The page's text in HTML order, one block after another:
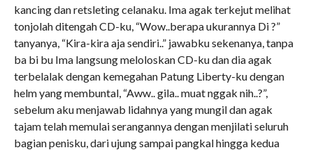
kancing dan retsleting celanaku. Ima agak terkejut melihat
tonjolah ditengah CD-ku, “Wow..berapa ukurannya Di ?”
tanyanya, “Kira-kira aja sendiri..” jawabku sekenanya, tanpa
ba bi bu Ima langsung meloloskan CD-ku dan dia agak
terbelalak dengan kemegahan Patung Liberty-ku dengan
helm yang membuntal, “Aww.. gila.. muat nggak nih..?”,
sebelum aku menjawab lidahnya yang mungil dan agak
tajam telah memulai serangannya dengan menjilati seluruh
bagian penisku, dari ujung sampai pangkal hingga kedua